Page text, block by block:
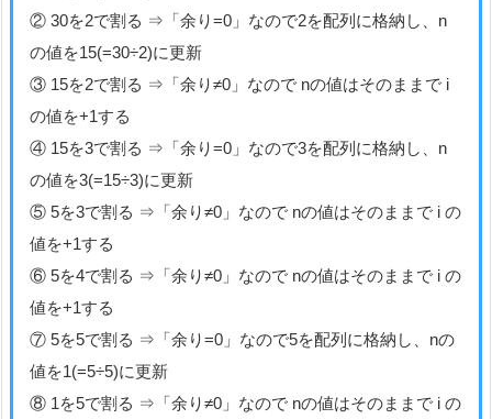
② 30を2で割る ⇒「余り=0」なので2を配列に格納し、n
の値を15(=30÷2)に更新
③ 15を2で割る ⇒「余り≠0」なので nの値はそのままで i
の値を+1する
④ 15を3で割る ⇒「余り=0」なので3を配列に格納し、n
の値を3(=15÷3)に更新
⑤ 5を3で割る ⇒「余り≠0」なので nの値はそのままで i の
値を+1する
⑥ 5を4で割る ⇒「余り≠0」なので nの値はそのままで i の
値を+1する
⑦ 5を5で割る ⇒「余り=0」なので5を配列に格納し、nの
値を1(=5÷5)に更新
⑧ 1を5で割る ⇒「余り≠0」なので nの値はそのままで i の